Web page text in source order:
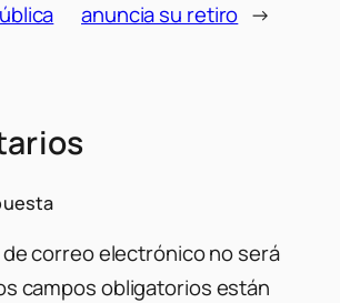
anuncia su retiro →
correo electrónico no será
campos obligatorios están